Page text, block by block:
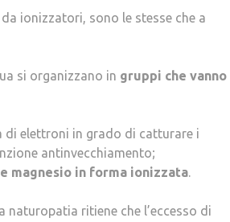
ionizzatori, sono le stesse che a
si organizzano in gruppi che vanno
di elettroni in grado di catturare i
antinvecchiamento;
magnesio in forma ionizzata.
naturopatia ritiene che l’eccesso di